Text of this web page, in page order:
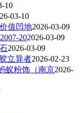
10
03-10
值凹地2026-03-09
202026-03-09
2026-03-09
立异者2026-02-23
蚁粉饰（南京2026-